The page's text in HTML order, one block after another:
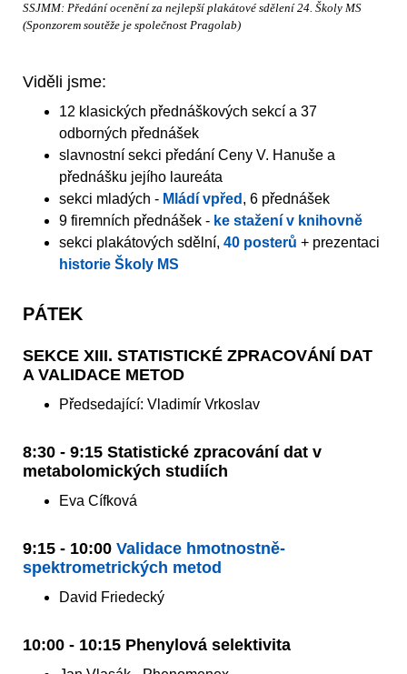
SSJMM: Předání ocenění za nejlepší plakátové sdělení 24. Školy MS
(Sponzorem soutěže je společnost Pragolab)
Viděli jsme:
12 klasických přednáškových sekcí a 37
odborných přednášek
slavnostní sekci předání Ceny V. Hanuše a
přednášku jejího laureáta
sekci mladých - Mládí vpřed , 6 přednášek
9 firemních přednášek - ke stažení v knihovně
sekci plakátových sdělní, 40 posterů + prezentaci
historie Školy MS
PÁTEK
SEKCE XIII. STATISTICKÉ ZPRACOVÁNÍ DAT
A VALIDACE METOD
Předsedající: Vladimír Vrkoslav
8:30 - 9:15 Statistické zpracování dat v
metabolomických studiích
Eva Cífková
9:15 - 10:00 Validace hmotnostně-
spektrometrických metod
David Friedecký
10:00 - 10:15 Phenylová selektivita